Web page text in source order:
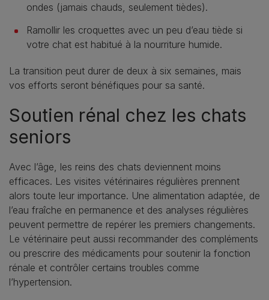
ondes (jamais chauds, seulement tièdes).
Ramollir les croquettes avec un peu d’eau tiède si
votre chat est habitué à la nourriture humide.
La transition peut durer de deux à six semaines, mais
vos efforts seront bénéfiques pour sa santé.
Soutien rénal chez les chats
seniors
Avec l’âge, les reins des chats deviennent moins
efficaces. Les visites vétérinaires régulières prennent
alors toute leur importance. Une alimentation adaptée, de
l’eau fraîche en permanence et des analyses régulières
peuvent permettre de repérer les premiers changements.
Le vétérinaire peut aussi recommander des compléments
ou prescrire des médicaments pour soutenir la fonction
rénale et contrôler certains troubles comme
l’hypertension.